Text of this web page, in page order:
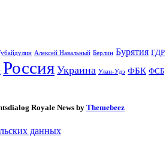
Алексей Навальный Берлин Бурятия ГДР
Россия Украина Улан-Удэ ФБК ФСБ
Royale News by Themebeez
данных